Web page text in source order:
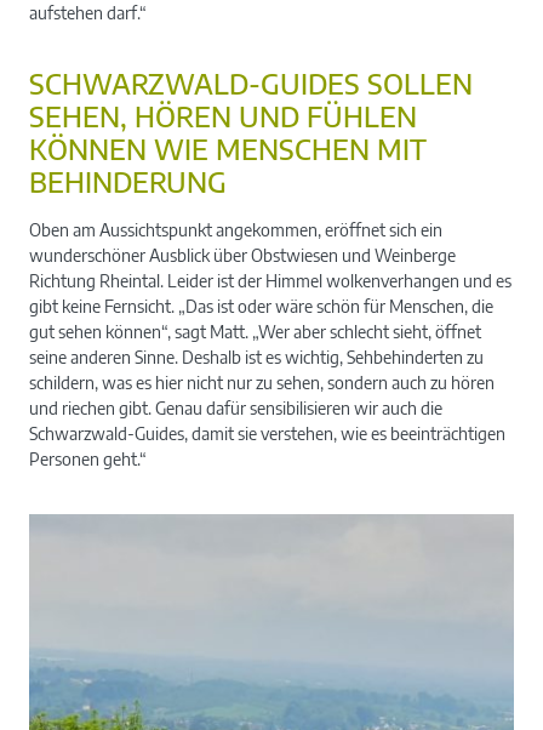
aufstehen darf.“
SCHWARZWALD-GUIDES SOLLEN
SEHEN, HÖREN UND FÜHLEN
KÖNNEN WIE MENSCHEN MIT
BEHINDERUNG
Oben am Aussichtspunkt angekommen, eröffnet sich ein
wunderschöner Ausblick über Obstwiesen und Weinberge
Richtung Rheintal. Leider ist der Himmel wolkenverhangen und es
gibt keine Fernsicht. „Das ist oder wäre schön für Menschen, die
gut sehen können“, sagt Matt. „Wer aber schlecht sieht, öffnet
seine anderen Sinne. Deshalb ist es wichtig, Sehbehinderten zu
schildern, was es hier nicht nur zu sehen, sondern auch zu hören
und riechen gibt. Genau dafür sensibilisieren wir auch die
Schwarzwald-Guides, damit sie verstehen, wie es beeinträchtigen
Personen geht.“